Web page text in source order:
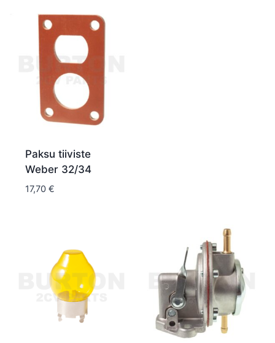
Paksu tiiviste
Weber 32/34
17,70 €